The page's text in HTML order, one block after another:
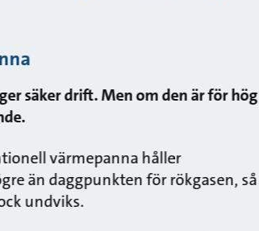
säker drift. Men om den är för hög
värmepanna håller
än daggpunkten för rökgasen, så
undviks.